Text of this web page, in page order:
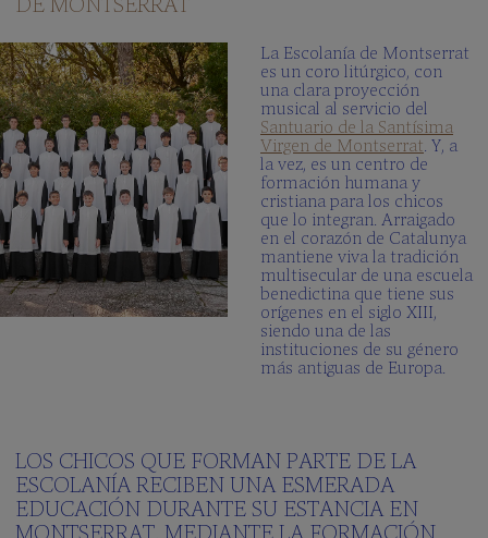
Schola
Cantorum
Galería
multimedia
¿Cuando
cantamos?
LA
ESCUELA
Centro
integrado
centro
Blog
100peus
Escuela
La Escolanía de Montserrat
es un coro litúrgico, con
una clara proyección
musical al servicio del
Santuario de la Santísima
Virgen de Montserrat. Y, a
la vez, es un centro de
formación humana y
cristiana para los chicos
que lo integran. Arraigado
en el corazón de Catalunya
mantiene viva la tradición
multisecular de una escuela
benedictina que tiene sus
orígenes en el siglo XIII,
siendo una de las
instituciones de su género
más antiguas de Europa.
LOS CHICOS QUE FORMAN PARTE DE LA
ESCOLANÍA RECIBEN UNA ESMERADA
EDUCACIÓN DURANTE SU ESTANCIA EN
MONTSERRAT, MEDIANTE LA FORMACIÓN